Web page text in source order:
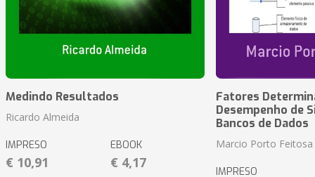
Medindo Resultados
Ricardo Almeida
IMPRESO
€ 10,91
EBOOK
€ 4,17
Fatores
Desempenho de
Bancos de Dados
Marcio Porto Feitosa
IMPRESO